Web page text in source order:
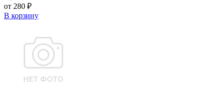
от 280 ₽
В корзину